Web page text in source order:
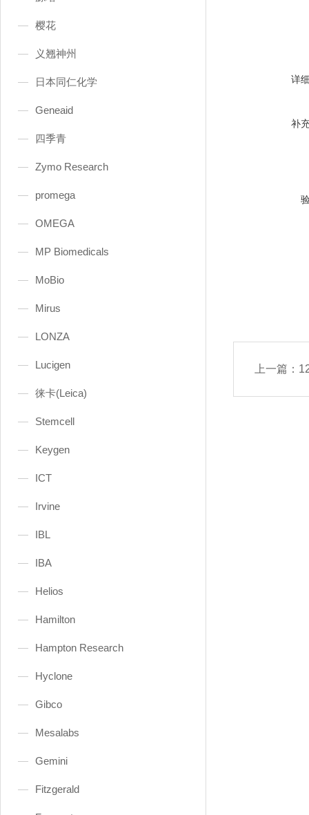
樱花
义翘神州
日本同仁化学
Geneaid
四季青
Zymo Research
promega
OMEGA
MP Biomedicals
MoBio
Mirus
LONZA
Lucigen
徕卡(Leica)
Stemcell
Keygen
ICT
Irvine
IBL
IBA
Helios
Hamilton
Hampton Research
Hyclone
Gibco
Mesalabs
Gemini
Fitzgerald
详
补
上一篇：